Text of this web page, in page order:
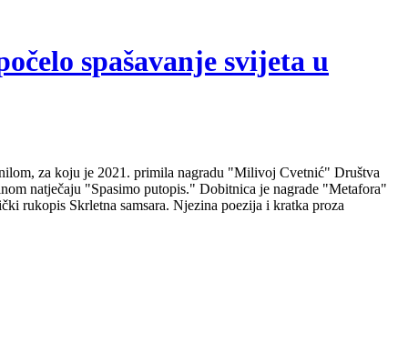
spašavanje svijeta u
za koju je 2021. primila nagradu "Milivoj Cvetnić" Društva
natječaju "Spasimo putopis." Dobitnica je nagrade "Metafora"
rukopis Skrletna samsara. Njezina poezija i kratka proza